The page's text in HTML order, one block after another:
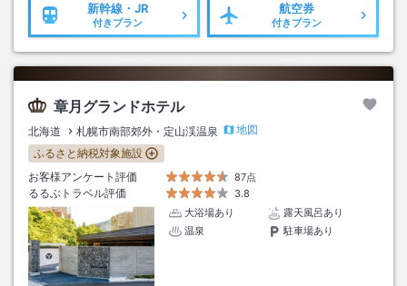
新幹線・JR
付きプラン
航空券
付きプラン
章月グランドホテル
北海道 札幌市南部郊外・定山渓温泉
地図
ふるさと納税対象施設
お客様アンケート評価
87点
るるぶトラベル評価
3.8
大浴場あり
露天風呂あり
温泉
駐車場あり